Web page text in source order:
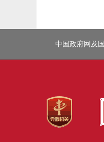
中国政府网及